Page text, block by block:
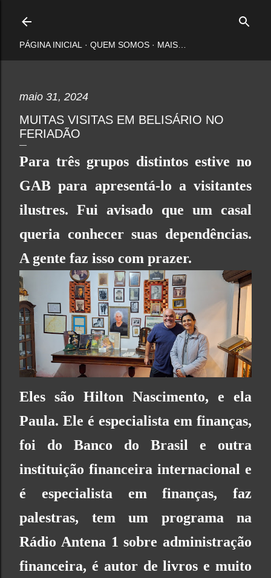
PÁGINA INICIAL QUEM SOMOS MAIS…
maio 31, 2024
MUITAS VISITAS EM BELISÁRIO NO
FERIADÃO
Para três grupos distintos estive no
GAB para apresentá-lo a visitantes
ilustres. Fui avisado que um casal
queria conhecer suas dependências.
A gente faz isso com prazer.
Eles são Hilton Nascimento, e ela
Paula. Ele é especialista em finanças,
foi do Banco do Brasil e outra
instituição financeira internacional e
é especialista em finanças, faz
palestras, tem um programa na
Rádio Antena 1 sobre administração
financeira, é autor de livros e muito